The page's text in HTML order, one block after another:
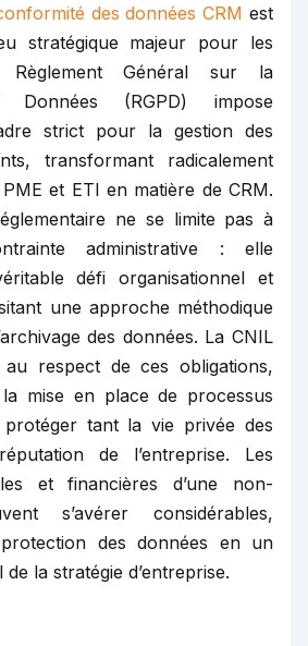
des données CRM est
stratégique majeur pour les
Règlement Général sur la
Données (RGPD) impose
strict pour la gestion des
transformant radicalement
et ETI en matière de CRM.
ne se limite pas à
administrative : elle
défi organisationnel et
une approche méthodique
des données. La CNIL
au respect de ces obligations,
mise en place de processus
tant la vie privée des
de l’entreprise. Les
et financières d’une non-
s’avérer considérables,
des données en un
la stratégie d’entreprise.